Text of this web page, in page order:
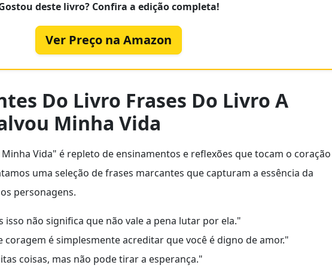
deste livro? Confira a edição completa!
Ver Preço na Amazon
Do Livro Frases Do Livro A
Minha Vida
Vida" é repleto de ensinamentos e reflexões que tocam o coração
uma seleção de frases marcantes que capturam a essência da
personagens.
isso não significa que não vale a pena lutar por ela."
coragem é simplesmente acreditar que você é digno de amor."
coisas, mas não pode tirar a esperança."